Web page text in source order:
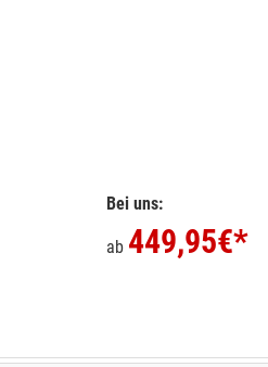
Bei uns:
ab 449,95€*